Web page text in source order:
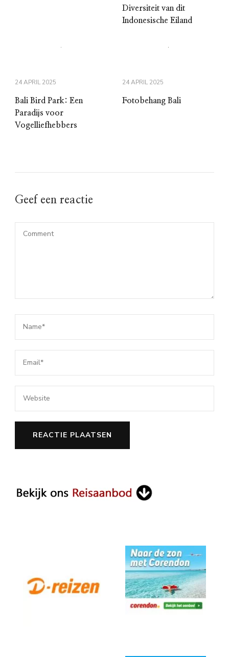
Diversiteit van dit
Indonesische Eiland
24 APRIL 2025
Bali Bird Park: Een
Paradijs voor
Vogelliefhebbers
24 APRIL 2025
Fotobehang Bali
Geef een reactie